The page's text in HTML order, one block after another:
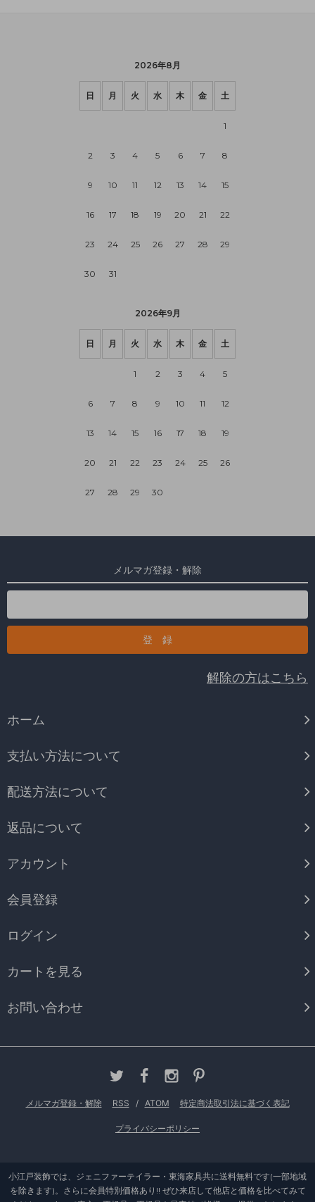
2026年8月
日 月 火 水 木 金 土
1
2 3 4 5 6 7 8
9 10 11 12 13 14 15
16 17 18 19 20 21 22
23 24 25 26 27 28 29
30 31
2026年9月
日 月 火 水 木 金 土
1 2 3 4 5
6 7 8 9 10 11 12
13 14 15 16 17 18 19
20 21 22 23 24 25 26
27 28 29 30
メルマガ登録・解除
解除の方はこちら
ホーム
支払い方法について
配送方法について
返品について
アカウント
会員登録
ログイン
カートを見る
お問い合わせ
メルマガ登録・解除 RSS / ATOM 特定商法取引法に基づく表記
プライバシーポリシー
小江戸装飾では、ジェニファーテイラー・東海家具共に送料無料です(一部地域
を除きます)。さらに会員特別価格あり!! ぜひ来店して他店と価格を比べてみて